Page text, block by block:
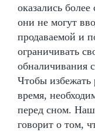
оказались
они не могут
продаваемой и
ограничивать
обналичивания
Чтобы
время,
перед сном.
говорит о том,